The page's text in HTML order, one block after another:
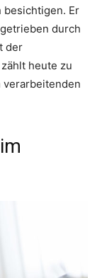
besichtigen. Er
durch
der
heute zu